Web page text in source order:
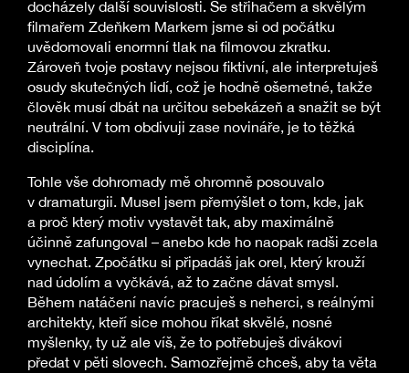
docházely další souvislosti. Se střihačem a skvělým
filmařem Zdeňkem Markem jsme si od počátku
uvědomovali enormní tlak na filmovou zkratku.
Zároveň tvoje postavy nejsou fiktivní, ale interpretuješ
osudy skutečných lidí, což je hodně ošemetné, takže
člověk musí dbát na určitou sebekázeň a snažit se být
neutrální. V tom obdivuji zase novináře, je to těžká
disciplína.
Tohle vše dohromady mě ohromně posouvalo
v dramaturgii. Musel jsem přemýšlet o tom, kde, jak
a proč který motiv vystavět tak, aby maximálně
účinně zafungoval – anebo kde ho naopak radši zcela
vynechat. Zpočátku si připadáš jak orel, který krouží
nad údolím a vyčkává, až to začne dávat smysl.
Během natáčení navíc pracuješ s neherci, s reálnými
architekty, kteří sice mohou říkat skvělé, nosné
myšlenky, ty už ale víš, že to potřebuješ divákovi
předat v pěti slovech. Samozřejmě chceš, aby ta věta